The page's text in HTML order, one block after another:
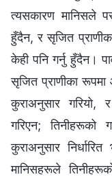
त्यसकारण मानिसले
हुँदैन, र सृजित
केही पनि गर्नु हुँदैन।
सृजित प्राणीका
कुराअनुसार गरियो,
गरिएन; तिनीहरूको
कुराअनुसार
मानिसहरूले